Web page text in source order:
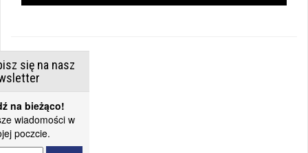
się na nasz
na bieżąco!
wiadomości w
poczcie.